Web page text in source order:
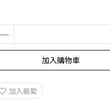
加入購物車
加入最愛